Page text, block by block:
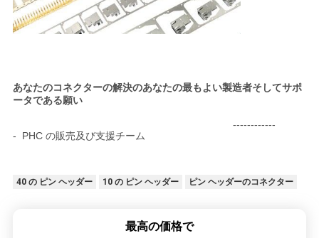
あなたのコネクターの解決のあなたの最もよい製造者そしてサポ
ータである願い
------------
- PHC の販売及び支援チーム
40 の ピン ヘッダー 10 の ピン ヘッダー ピン ヘッダーのコネクター
最高の価格で